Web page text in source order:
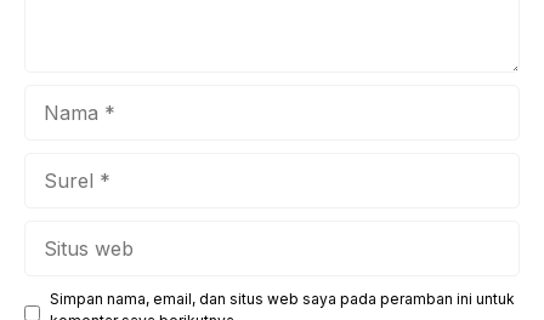
Simpan nama, email, dan situs web saya pada peramban ini untuk